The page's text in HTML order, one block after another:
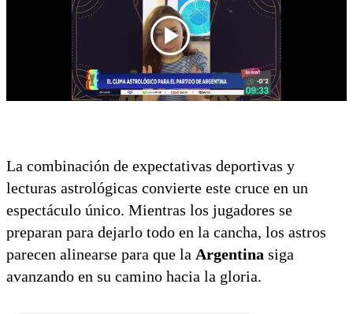
La combinación de expectativas deportivas y
lecturas astrológicas convierte este cruce en un
espectáculo único. Mientras los jugadores se
preparan para dejarlo todo en la cancha, los astros
parecen alinearse para que la Argentina siga
avanzando en su camino hacia la gloria.